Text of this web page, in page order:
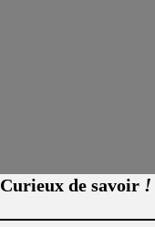
Curieux de savoir !